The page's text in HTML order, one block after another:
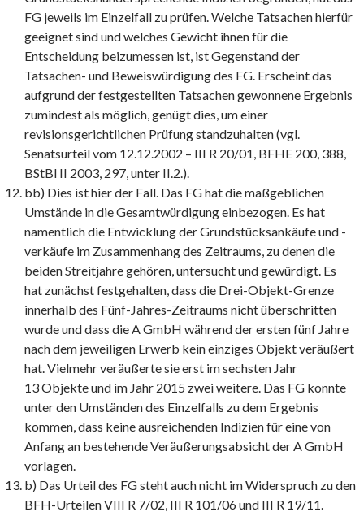
FG jeweils im Einzelfall zu prüfen. Welche Tatsachen hierfür
geeignet sind und welches Gewicht ihnen für die
Entscheidung beizumessen ist, ist Gegenstand der
Tatsachen- und Beweiswürdigung des FG. Erscheint das
aufgrund der festgestellten Tatsachen gewonnene Ergebnis
zumindest als möglich, genügt dies, um einer
revisionsgerichtlichen Prüfung standzuhalten (vgl.
Senatsurteil vom 12.12.2002 – III R 20/01, BFHE 200, 388,
BStBl II 2003, 297, unter II.2.).
bb) Dies ist hier der Fall. Das FG hat die maßgeblichen
Umstände in die Gesamtwürdigung einbezogen. Es hat
namentlich die Entwicklung der Grundstücksankäufe und -
verkäufe im Zusammenhang des Zeitraums, zu denen die
beiden Streitjahre gehören, untersucht und gewürdigt. Es
hat zunächst festgehalten, dass die Drei-Objekt-Grenze
innerhalb des Fünf-Jahres-Zeitraums nicht überschritten
wurde und dass die A GmbH während der ersten fünf Jahre
nach dem jeweiligen Erwerb kein einziges Objekt veräußert
hat. Vielmehr veräußerte sie erst im sechsten Jahr
13 Objekte und im Jahr 2015 zwei weitere. Das FG konnte
unter den Umständen des Einzelfalls zu dem Ergebnis
kommen, dass keine ausreichenden Indizien für eine von
Anfang an bestehende Veräußerungsabsicht der A GmbH
vorlagen.
b) Das Urteil des FG steht auch nicht im Widerspruch zu den
BFH-Urteilen VIII R 7/02, III R 101/06 und III R 19/11.